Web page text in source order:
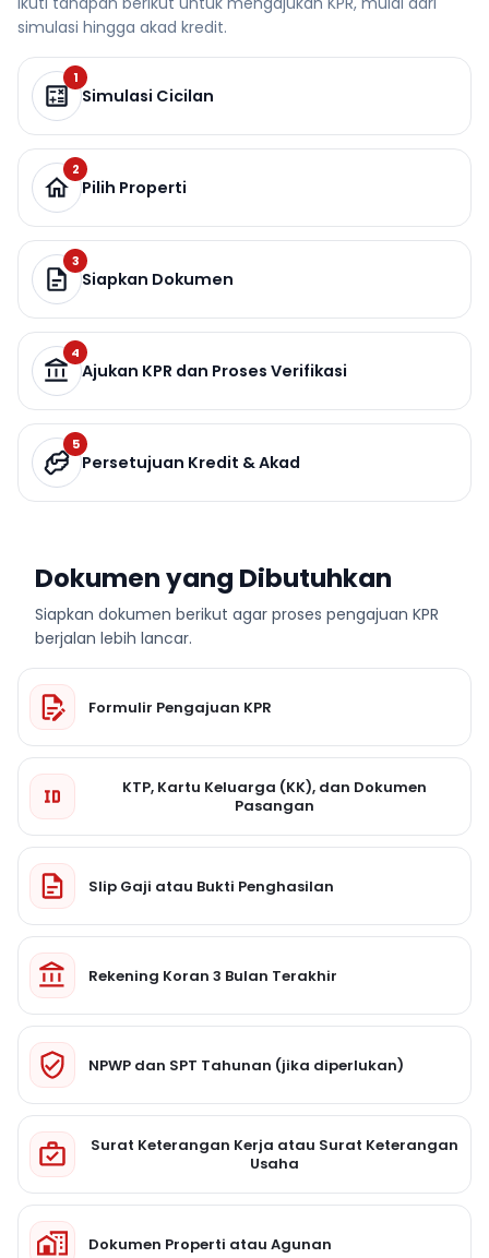
simulasi hingga akad kredit.
1
Simulasi Cicilan
2
Pilih Properti
3
Siapkan Dokumen
4
Ajukan KPR dan Proses Verifikasi
5
Persetujuan Kredit & Akad
Dokumen yang Dibutuhkan
Siapkan dokumen berikut agar proses pengajuan KPR
berjalan lebih lancar.
Formulir Pengajuan KPR
KTP, Kartu Keluarga (KK), dan Dokumen
Pasangan
Slip Gaji atau Bukti Penghasilan
Rekening Koran 3 Bulan Terakhir
NPWP dan SPT Tahunan (jika diperlukan)
Surat Keterangan Kerja atau Surat Keterangan
Usaha
Dokumen Properti atau Agunan